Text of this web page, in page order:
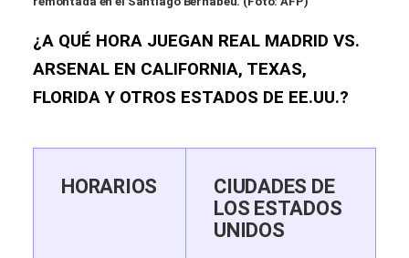
¿A QUÉ HORA JUEGAN REAL MADRID VS.
ARSENAL EN CALIFORNIA, TEXAS,
FLORIDA Y OTROS ESTADOS DE EE.UU.?
HORARIOS
CIUDADES DE
LOS ESTADOS
UNIDOS